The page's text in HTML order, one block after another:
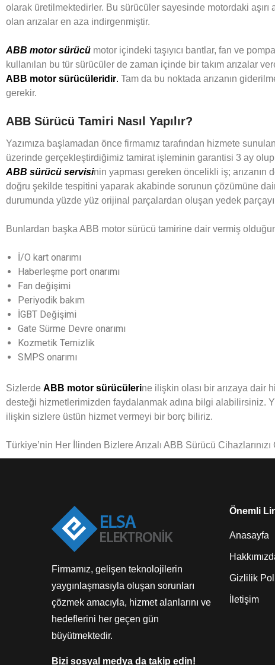
olarak üretilmektedirler. Bu sürücüler sayesinde motordaki aşırı
olan arızalar en aza indirgenmiştir.
ABB motor sürücü motor içindeki taşıyıcı bantlar, fan ve
kullanılan bu tür sürücüler de zaman içinde bir takım arızalar
ABB motor sürücüleridir. Tam da bu noktada arızanın
gerekir.
ABB Sürücü Tamiri Nasıl Yapılır?
Yazımıza başlamadan önce firmamız tarafından hizmete sunulan
üzerinde gerçekleştirdiğimiz tamirat işleminin garantisi 3 ay
ABB sürücü servisinin yapması gereken öncelikli iş; arızanın
doğru şekilde tespitini yaparak akabinde sorunun çözümüne
durumunda yüzde yüz orijinal parçalardan oluşan yedek
Bunlardan başka ABB motor sürücü tamirine dair vermiş
İ/O kart onarımı
Haberleşme port onarımı
Fan değişimi
Periyodik bakım
İGBT Değişimi
Gate Sürme Devre onarımı
Kozmetik Temizlik
SMPS onarımı
Sizlerde ABB motor sürücülerine ilişkin olası bir arızaya dair
desteği hizmetlerimizden faydalanmak adına bilgi alabilirsiniz.
ilişkin sizlere üstün hizmet vermeyi bir borç biliriz.
Türkiye’nin Her İlinden Bizlere Arızalı ABB Sürücü
Firmamız, gelişen teknolojilerin
yaygınlaşmasıyla oluşan sorunları
çözmek amacıyla, hizmet alanlarını ve
hedeflerini her geçen gün
büyütmektedir.
Bizi sosyal medya da takip edin!
Önemli
Anasayfa
Gizlilik
İletişim